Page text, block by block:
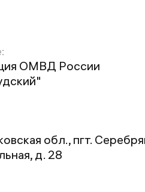
ОМВД России
обл., пгт.
д. 28